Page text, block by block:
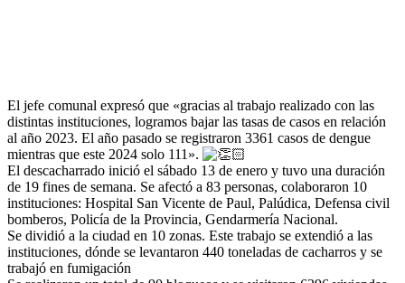
El jefe comunal expresó que «gracias al trabajo realizado con las
distintas instituciones, logramos bajar las tasas de casos en relación
al año 2023. El año pasado se registraron 3361 casos de dengue
mientras que este 2024 solo 111».
El descacharrado inició el sábado 13 de enero y tuvo una duración
de 19 fines de semana. Se afectó a 83 personas, colaboraron 10
instituciones: Hospital San Vicente de Paul, Palúdica, Defensa civil
bomberos, Policía de la Provincia, Gendarmería Nacional.
Se dividió a la ciudad en 10 zonas. Este trabajo se extendió a las
instituciones, dónde se levantaron 440 toneladas de cacharros y se
trabajó en fumigación